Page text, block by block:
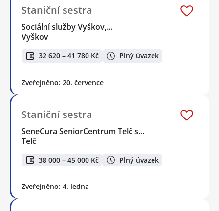
Staniční sestra
Sociální služby Vyškov,…
Vyškov
32 620 – 41 780 Kč Plný úvazek
Zveřejněno: 20. července
Staniční sestra
SeneCura SeniorCentrum Telč s…
Telč
38 000 – 45 000 Kč Plný úvazek
Zveřejněno: 4. ledna